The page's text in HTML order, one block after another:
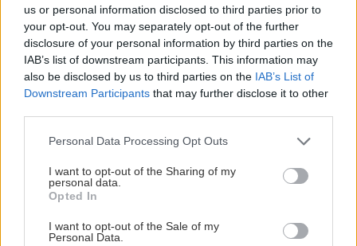
us or personal information disclosed to third parties prior to
your opt-out. You may separately opt-out of the further
disclosure of your personal information by third parties on the
IAB’s list of downstream participants. This information may
also be disclosed by us to third parties on the IAB’s List of
Downstream Participants that may further disclose it to other
Please note that this website/app uses one or more Google
not limited to your visit or usage behaviour. You may click to
grant or deny consent to Google and its third-party tags to
use your data for below specified purposes in below Google
consent section.
Personal Data Processing Opt Outs
I want to opt-out of the Sharing of my
personal data.
Opted In
I want to opt-out of the Sale of my
Personal Data.
Stavebný materiál
Kde vziať peniaze na dom
Stavebný materiál
Rodinný dom svojpomocne
(1.časť): Kým začnete